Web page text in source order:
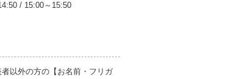
/ 15:00～15:50
以外の方の【お名前・フリガ